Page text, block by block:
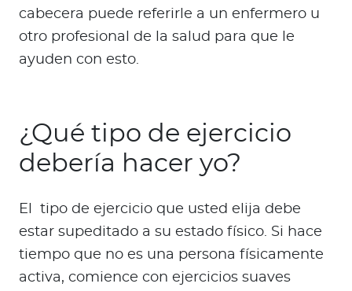
cabecera puede referirle a un enfermero u
otro profesional de la salud para que le
ayuden con esto.
¿Qué tipo de ejercicio
debería hacer yo?
El tipo de ejercicio que usted elija debe
estar supeditado a su estado físico. Si hace
tiempo que no es una persona físicamente
activa, comience con ejercicios suaves